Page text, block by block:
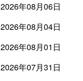
2026年08月06日
2026年08月04日
2026年08月01日
2026年07月31日